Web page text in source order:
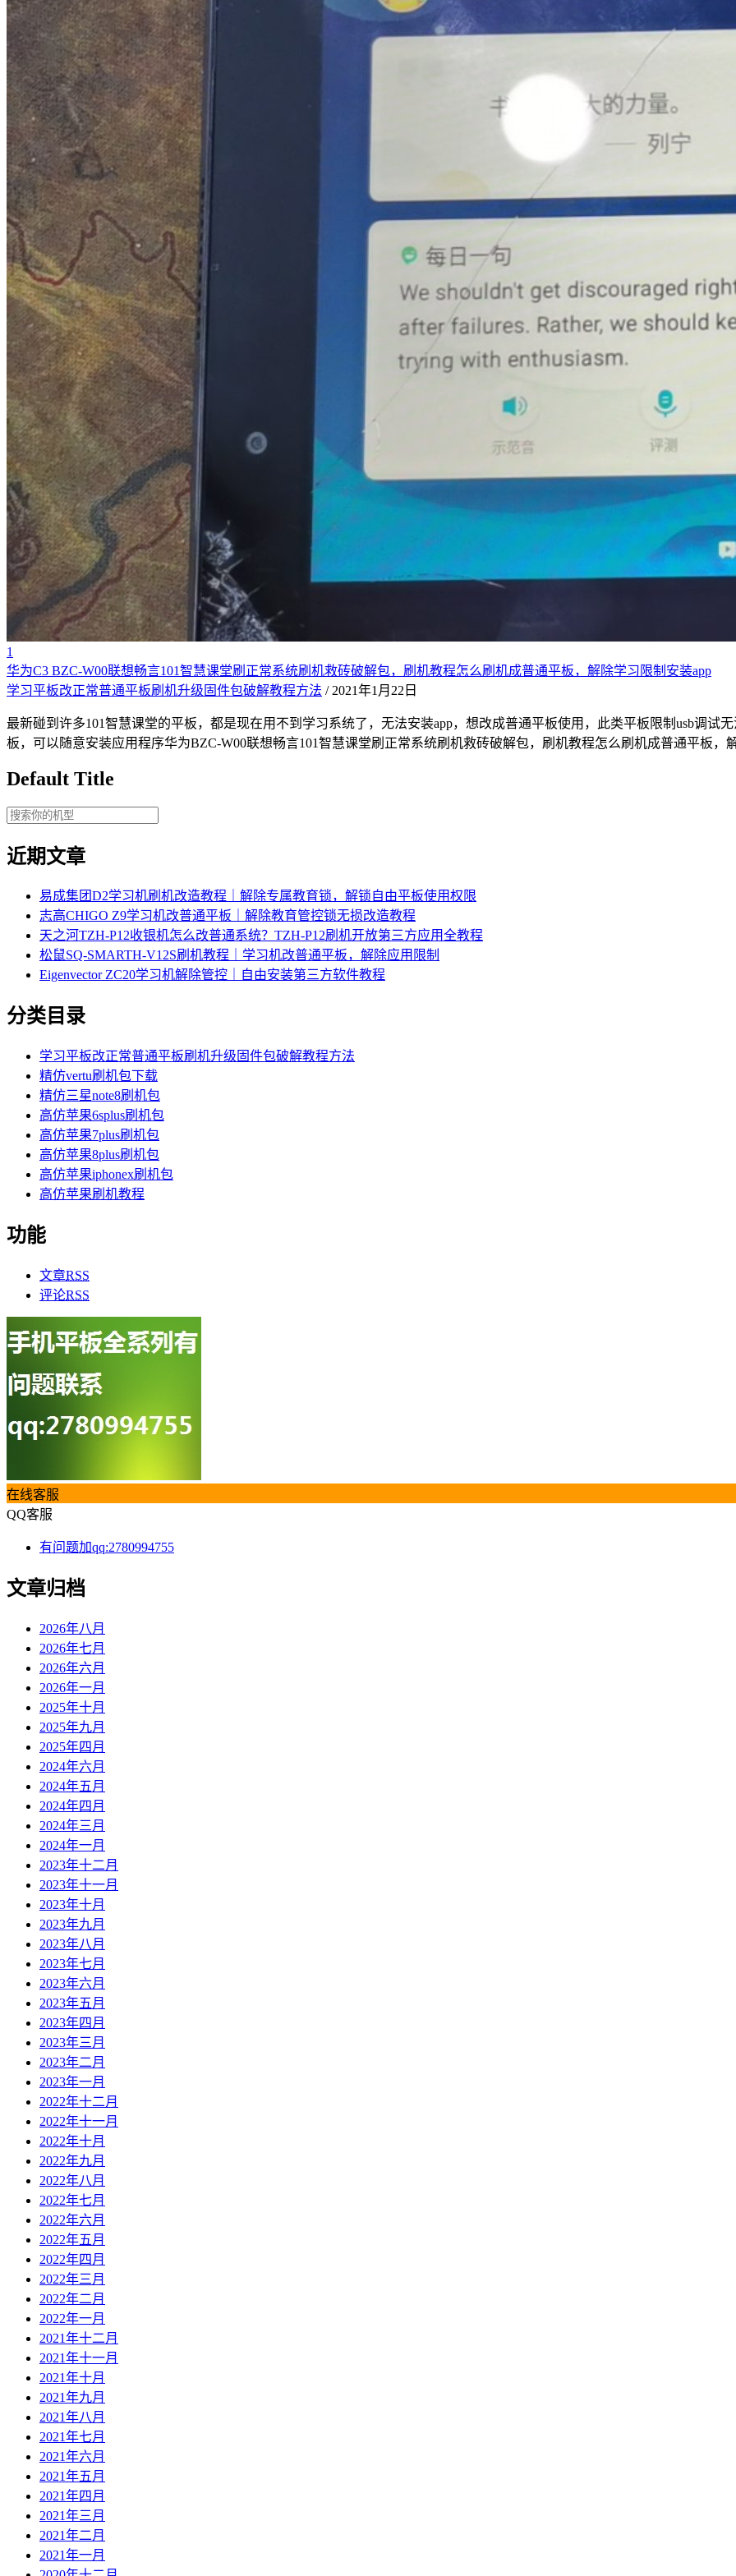
1
华为C3 BZC-W00联想畅言101智慧课堂刷正常系统刷机救砖破解包，刷机教程怎么刷机成普通平板，解除学习限制安装app
学习平板改正常普通平板刷机升级固件包破解教程方法 / 2021年1月22日
最新碰到许多101智慧课堂的平板，都是现在用不到学习系统了，无法安装app，想改成普通平板使用，此类平板限制usb调试
板，可以随意安装应用程序华为BZC-W00联想畅言101智慧课堂刷正常系统刷机救砖破解包，刷机教程怎么刷机成普通平板，
Default Title
近期文章
易成集团D2学习机刷机改造教程｜解除专属教育锁，解锁自由平板使用权限
志高CHIGO Z9学习机改普通平板｜解除教育管控锁无损改造教程
天之河TZH-P12收银机怎么改普通系统？TZH-P12刷机开放第三方应用全教程
松鼠SQ-SMARTH-V12S刷机教程｜学习机改普通平板，解除应用限制
Eigenvector ZC20学习机解除管控｜自由安装第三方软件教程
分类目录
学习平板改正常普通平板刷机升级固件包破解教程方法
精仿vertu刷机包下载
精仿三星note8刷机包
高仿苹果6splus刷机包
高仿苹果7plus刷机包
高仿苹果8plus刷机包
高仿苹果iphonex刷机包
高仿苹果刷机教程
功能
文章RSS
评论RSS
在线客服
QQ客服
有问题加qq:2780994755
文章归档
2026年八月
2026年七月
2026年六月
2026年一月
2025年十月
2025年九月
2025年四月
2024年六月
2024年五月
2024年四月
2024年三月
2024年一月
2023年十二月
2023年十一月
2023年十月
2023年九月
2023年八月
2023年七月
2023年六月
2023年五月
2023年四月
2023年三月
2023年二月
2023年一月
2022年十二月
2022年十一月
2022年十月
2022年九月
2022年八月
2022年七月
2022年六月
2022年五月
2022年四月
2022年三月
2022年二月
2022年一月
2021年十二月
2021年十一月
2021年十月
2021年九月
2021年八月
2021年七月
2021年六月
2021年五月
2021年四月
2021年三月
2021年二月
2021年一月